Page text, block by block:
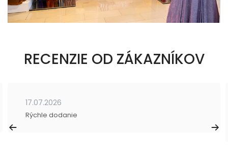
RECENZIE OD ZÁKAZNÍKOV
17.07.2026
Rýchle dodanie